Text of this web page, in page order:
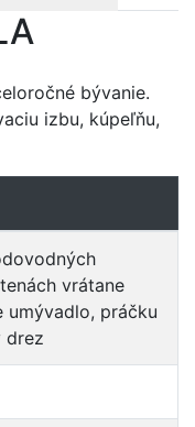
bývanie.
izbu, kúpeľňu,
vrátane
umývadlo, práčku
drez